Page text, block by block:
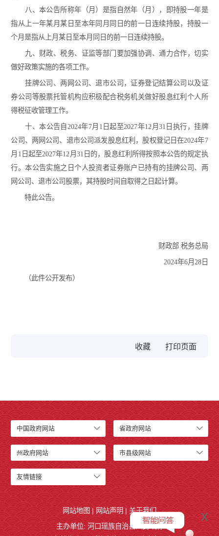
八、本公告所称年（月）是指自然年（月），即持股一年是
指从上一年某月某日至本年同月同日的前一日连续持股，持股一
个月是指从上月某日至本月同日的前一日连续持股。
九、财政、税务、证监等部门要加强协调、通力合作，切实
做好政策实施的各项工作。
挂牌公司、两网公司、退市公司，证券登记结算公司以及证
券公司等股票托管机构应积极配合税务机关做好股息红利个人所
得税征收管理工作。
十、本公告自2024年7月1日起至2027年12月31日执行，挂牌
公司、两网公司、退市公司派发股息红利，股权登记日在2024年7
月1日起至2027年12月31日的，股息红利所得按照本公告的规定执
行。本公告实施之日个人投资者证券账户已持有的挂牌公司、两
网公司、退市公司股票，其持股时间自取得之日起计算。
特此公告。
财政部 税务总局
2024年6月28日
（此件公开发布）
收藏
中国政府网站 省政府网站
州政府网站 市县级网站
友情链接
网站地图 | 网站声明 | 关于我们
主办单位: 河口瑶族自治县人民政府
x